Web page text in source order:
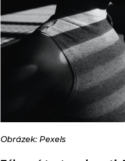
Obrázek: Pexels